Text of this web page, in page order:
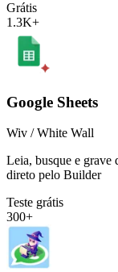
Grátis
1.3K+
Google Sheets
Wiv / White Wall
Leia, busque e grave
direto pelo Builder
Teste grátis
300+